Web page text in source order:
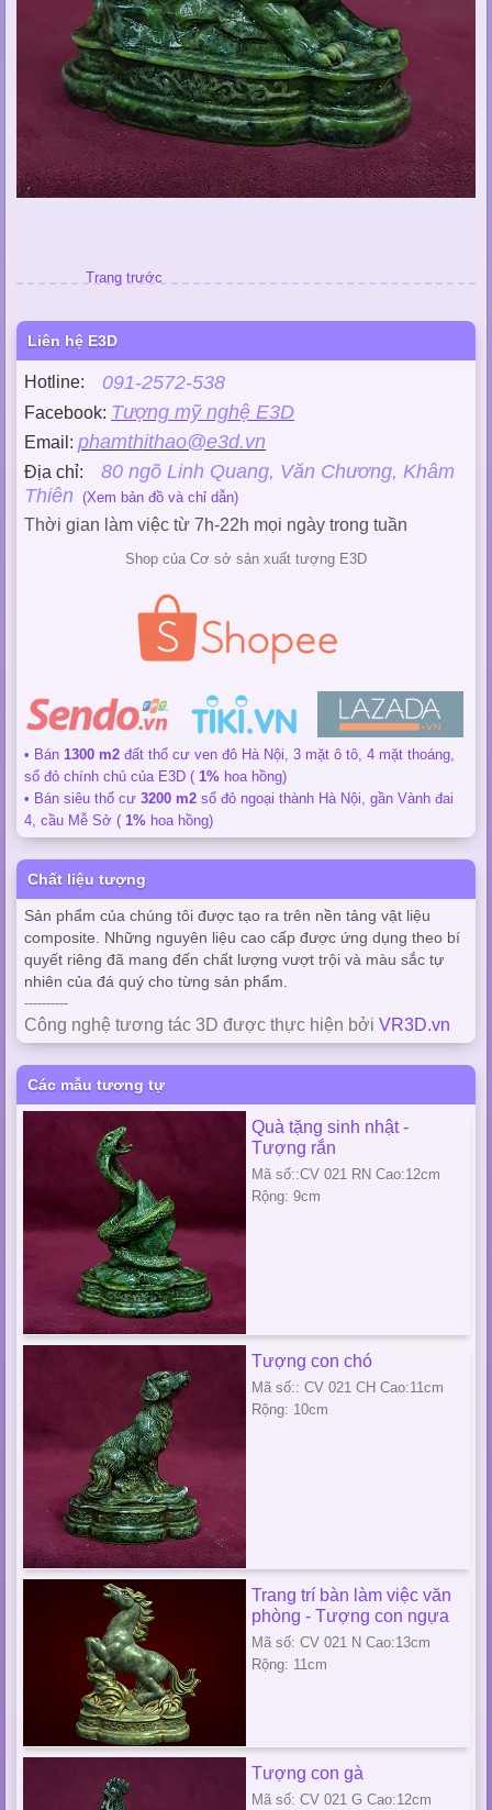
Trang trước
Liên hệ E3D
Hotline: 091-2572-538
Facebook: Tượng mỹ nghệ E3D
Email: phamthithao@e3d.vn
Địa chỉ: 80 ngõ Linh Quang, Văn Chương, Khâm
Thiên (Xem bản đồ và chỉ dẫn)
Thời gian làm việc từ 7h-22h mọi ngày trong tuần
Shop của Cơ sở sản xuất tượng E3D
• Bán 1300 m2 đất thổ cư ven đô Hà Nội, 3 mặt ô tô, 4 mặt thoáng,
sổ đỏ chính chủ của E3D ( 1% hoa hồng)
• Bán siêu thổ cư 3200 m2 sổ đỏ ngoại thành Hà Nội, gần Vành đai
4, cầu Mễ Sở ( 1% hoa hồng)
Chất liệu tượng
Sản phẩm của chúng tôi được tạo ra trên nền tảng vật liệu
composite. Những nguyên liệu cao cấp được ứng dụng theo bí
quyết riêng đã mang đến chất lượng vượt trội và màu sắc tự
nhiên của đá quý cho từng sản phẩm.
----------
Công nghệ tương tác 3D được thực hiện bởi VR3D.vn
Các mẫu tương tự
Quà tặng sinh nhật -
Tượng rắn
Mã số::CV 021 RN Cao:12cm
Rộng: 9cm
Tượng con chó
Mã số:: CV 021 CH Cao:11cm
Rộng: 10cm
Trang trí bàn làm việc văn
phòng - Tượng con ngựa
Mã số: CV 021 N Cao:13cm
Rộng: 11cm
Tượng con gà
Mã số: CV 021 G Cao:12cm